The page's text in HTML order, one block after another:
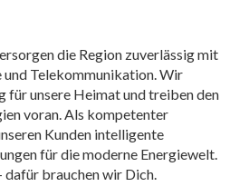
die Region zuverlässig mit
und Telekommunikation. Wir
für unsere Heimat und treiben den
voran. Als kompetenter
Kunden intelligente
für die moderne Energiewelt.
dafür brauchen wir Dich.